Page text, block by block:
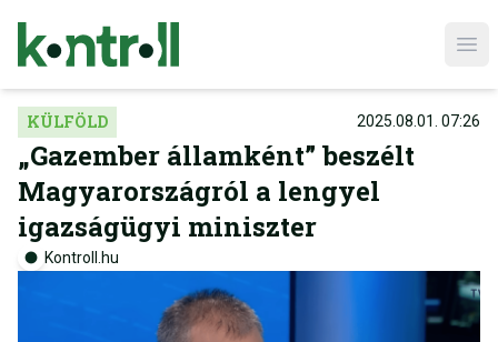
KÜLFÖLD 2025.08.01. 07:26
„Gazember államként” beszélt
Magyarországról a lengyel
igazságügyi miniszter
Kontroll.hu